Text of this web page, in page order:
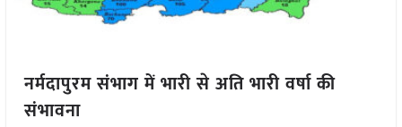
नर्मदापुरम संभाग में भारी से अति भारी वर्षा की
संभावना